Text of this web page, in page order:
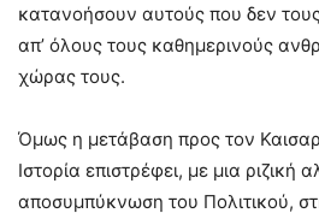
κατανοήσουν αυτούς που δεν
απ’ όλους τους καθημερινούς
χώρας τους.
Όμως η μετάβαση προς τον
Ιστορία επιστρέφει, με μια
αποσυμπύκνωση του Πολιτικού,